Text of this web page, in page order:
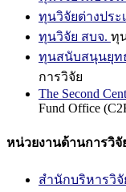
ทุนวิจัยต่างประ
ทุนวิจัย สบจ. ทุ
ทุนสนับสนุนยุท
การวิจัย
The Second
Fund Office
หน่วยงานด้านการวิจั
สำนักบริหารวิจั